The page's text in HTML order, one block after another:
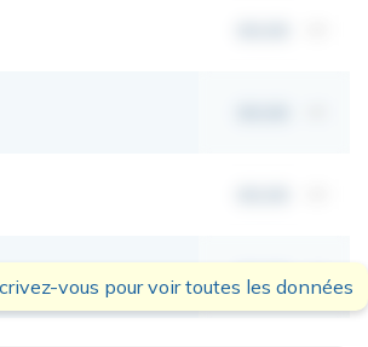
00,00
vous pour voir toutes les données